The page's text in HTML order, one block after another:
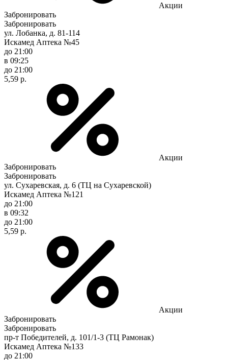
Акции
Забронировать
Забронировать
ул. Лобанка, д. 81-114
Искамед Аптека №45
до 21:00
в 09:25
до 21:00
5,59 р.
Акции
Забронировать
Забронировать
ул. Сухаревская, д. 6 (ТЦ на Сухаревской)
Искамед Аптека №121
до 21:00
в 09:32
до 21:00
5,59 р.
Акции
Забронировать
Забронировать
пр-т Победителей, д. 101/1-3 (ТЦ Рамонак)
Искамед Аптека №133
до 21:00